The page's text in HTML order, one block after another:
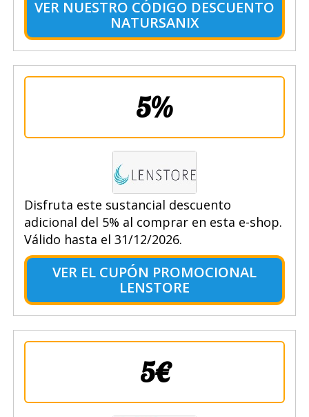
VER NUESTRO CÓDIGO DESCUENTO
NATURSANIX
5%
Disfruta este sustancial descuento
adicional del 5% al comprar en esta e-shop.
Válido hasta el 31/12/2026.
VER EL CUPÓN PROMOCIONAL
LENSTORE
5€